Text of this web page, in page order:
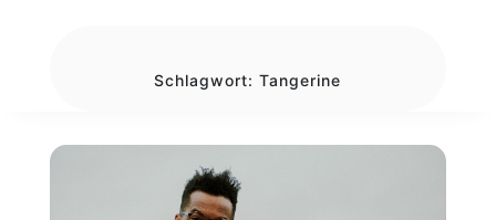
Schlagwort:Tangerine